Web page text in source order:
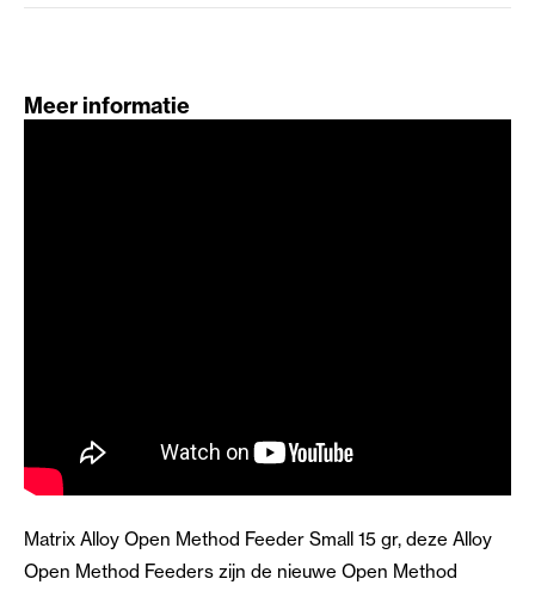
Meer informatie
Matrix Alloy Open Method Feeder Small 15 gr, deze Alloy
Open Method Feeders zijn de nieuwe Open Method